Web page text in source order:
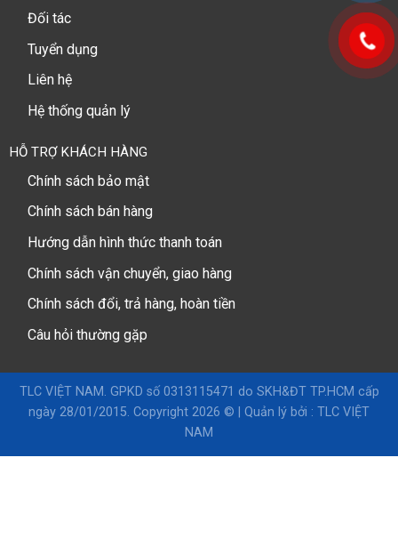
Đối tác
Tuyển dụng
Liên hệ
Hệ thống quản lý
HỖ TRỢ KHÁCH HÀNG
Chính sách bảo mật
Chính sách bán hàng
Hướng dẫn hình thức thanh toán
Chính sách vận chuyển, giao hàng
Chính sách đổi, trả hàng, hoàn tiền
Câu hỏi thường gặp
TLC VIỆT NAM. GPKD số 0313115471 do SKH&ĐT TP.HCM cấp
ngày 28/01/2015. Copyright 2026 © | Quản lý bởi : TLC VIỆT
NAM